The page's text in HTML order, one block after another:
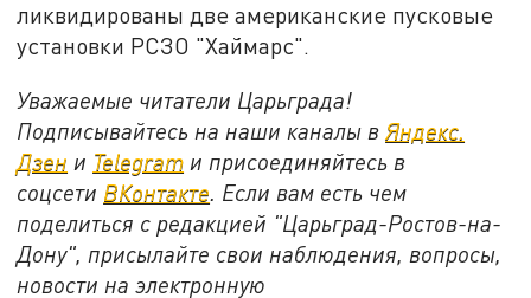
ликвидированы две американские пусковые
установки РСЗО "Хаймарс".
Уважаемые читатели Царьграда!
Подписывайтесь на наши каналы вЯндекс.
Дзен и Telegram и присоединяйтесь в
соцсети ВКонтакте. Если вам есть чем
поделиться с редакцией "Царьград-Ростов-на-
Дону", присылайте свои наблюдения, вопросы,
новости на электронную